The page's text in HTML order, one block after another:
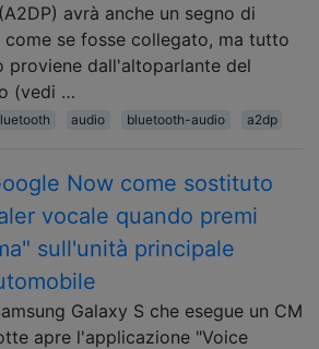
avrà anche un segno di
come se fosse collegato, ma tutto
proviene dall'altoparlante del
(vedi …
audio bluetooth-audio a2dp
Now come sostituto
vocale quando premi
sull'unità principale
Galaxy S che esegue un CM
apre l'applicazione "Voice